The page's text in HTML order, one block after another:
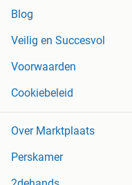
Blog
Veilig en Succesvol
Voorwaarden
Cookiebeleid
Over Marktplaats
Perskamer